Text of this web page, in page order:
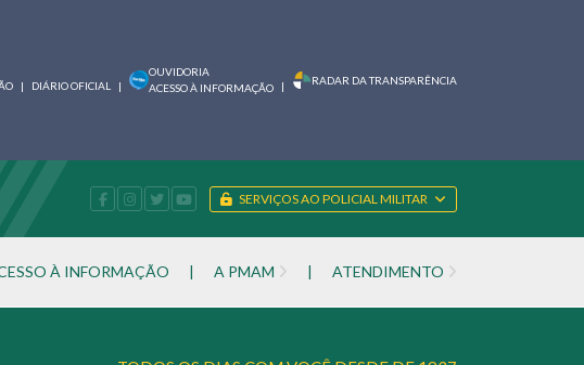
| DIÁRIO OFICIAL |
OUVIDORIA
ACESSO À INFORMAÇÃO
| RADAR DA TRANSPARÊNCIA
SERVIÇOS AO POLICIAL MILITAR
À INFORMAÇÃO | A PMAM | ATENDIMENTO